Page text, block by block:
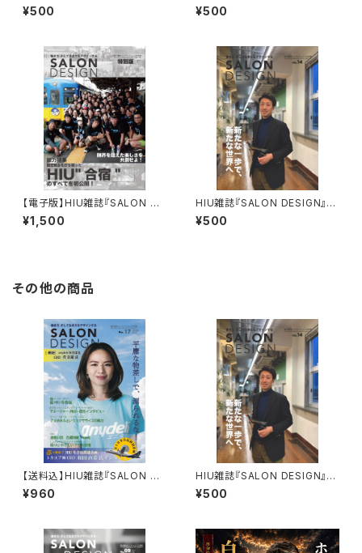
ol.17（電子版）
¥500 ol.15（電子版）
¥500
【電子版】HIU雑誌『SALON DE
SIGN』合宿特別版
¥1,500
HIU雑誌『SALON DESIGN』v
ol.14（電子版）
¥500
その他の商品
【送料込】HIU雑誌『SALON DE
SIGN』vol.17（紙版）
¥960
HIU雑誌『SALON DESIGN』v
ol.14（電子版）
¥500